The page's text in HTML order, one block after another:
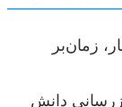
زمان‌بر
دانش